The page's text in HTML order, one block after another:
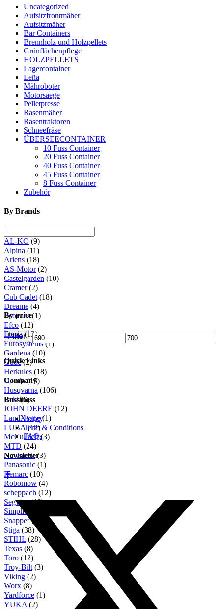
Uncategorized
Aufsitzfrontmäher
Aufsitzmäher
Bar Containers
Brennholz und Holzpellets
Grünflächenpflege
HOLZPELLETS
Lagercontainer
Leña
Mähroboter
Motorsaege
Pelletpresse
Rasenmäher
Rasentraktoren
Schneefräse
ÜBERSEECONTAINER
10 Fuss Container
20 Fuss Container
40 Fuss Container
45 Fuss Container
8 Fuss Container
Zubehör
By Brands
AL-KO (9)
Alpina (11)
Ariens (18)
AS-Motor (2)
Castelgarden (10)
Cramer (2)
Cub Cadet (18)
Dreame (4)
Ecovacs (1)
Efco (12)
Etesia (13)
Eurosystems (1)
Gardena (10)
Güde (2)
Herkules (18)
Honda (15)
Husqvarna (106)
Iseki (6)
JOHN DEERE (12)
LandXcape (1)
LUBA (12)
McCulloch (3)
MTD (24)
Navimow (3)
Panasonic (1)
Remarc (10)
Robomow (4)
scheppach (12)
Segway (12)
Simplicity
Snapper (6)
Stiga (38)
STIHL (28)
Texas (8)
Toro (12)
Troy-Bilt (3)
Viking (2)
Worx (8)
Yardforce (1)
YUKA (2)
By price
Min.
Preis
Max.
Filter
Quick Links
Company
Bussiness
Policy
Term & Conditions
FAQs
Newsletter